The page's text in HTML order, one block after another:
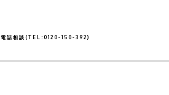
電話相談(TEL:0120-150-392)